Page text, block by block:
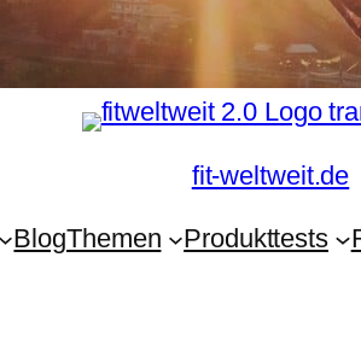
fit-weltweit.de
BlogThemen Produkttests